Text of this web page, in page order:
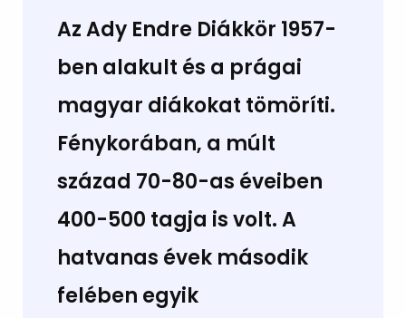
Az Ady Endre Diákkör 1957-
ben alakult és a prágai
magyar diákokat tömöríti.
Fénykorában, a múlt
század 70-80-as éveiben
400-500 tagja is volt. A
hatvanas évek második
felében egyik